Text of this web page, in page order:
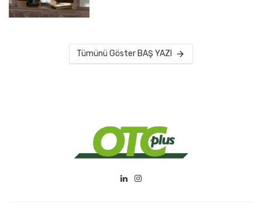
Tümünü Göster BAŞ YAZI